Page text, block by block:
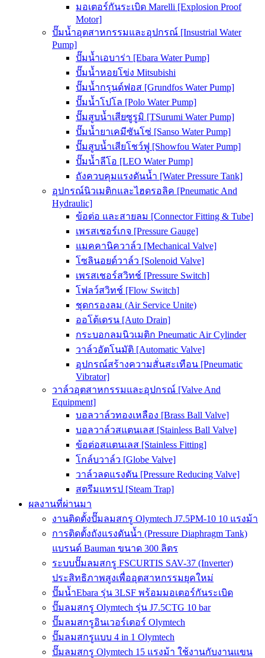
มอเตอร์กันระเบิด Marelli [Explosion Proof
Motor]
ปั๊มน้ำอุตสาหกรรมและอุปกรณ์ [Insustrial Water
Pump]
ปั๊มน้ำเอบาร่า [Ebara Water Pump]
ปั๊มน้ำหอยโข่ง Mitsubishi
ปั๊มน้ำกรุนด์ฟอส [Grundfos Water Pump]
ปั๊มน้ำโปโล [Polo Water Pump]
ปั๊มสูบน้ำเสียซูรูมิ [TSurumi Water Pump]
ปั๊มน้ำยาเคมีซันโซ่ [Sanso Water Pump]
ปั๊มสูบน้ำเสียโชว์ฟู [Showfou Water Pump]
ปั๊มน้ำลีโอ [LEO Water Pump]
ถังควบคุมแรงดันน้ำ [Water Pressure Tank]
อุปกรณ์นิวเมติกและไฮดรอลิค [Pneumatic And
Hydraulic]
ข้อต่อ และสายลม [Connector Fitting & Tube]
เพรสเชอร์เกจ [Pressure Gauge]
แมคคานิควาล์ว [Mechanical Valve]
โซลินอยด์วาล์ว [Solenoid Valve]
เพรสเชอร์สวิทช์ [Pressure Switch]
โฟลว์สวิทช์ [Flow Switch]
ชุดกรองลม (Air Service Unite)
ออโต้เดรน [Auto Drain]
กระบอกลมนิวเมติก Pneumatic Air Cylinder
วาล์วอัตโนมัติ [Automatic Valve]
อุปกรณ์สร้างความสั่นสะเทือน [Pneumatic
Vibrator]
วาล์วอุตสาหกรรมและอุปกรณ์ [Valve And
Equipment]
บอลวาล์วทองเหลือง [Brass Ball Valve]
บอลวาล์วสแตนเลส [Stainless Ball Valve]
ข้อต่อสแตนเลส [Stainless Fitting]
โกล์บวาล์ว [Globe Valve]
วาล์วลดแรงดัน [Pressure Reducing Valve]
สตรีมแทรป [Steam Trap]
ผลงานที่ผ่านมา
งานติดตั้งปั๊มลมสกรู Olymtech J7.5PM-10 10 แรงม้า
การติดตั้งถังแรงดันน้ำ (Pressure Diaphragm Tank)
แบรนด์ Bauman ขนาด 300 ลิตร
ระบบปั๊มลมสกรู FSCURTIS SAV-37 (Inverter)
ประสิทธิภาพสูงเพื่ออุตสาหกรรมยุคใหม่
ปั๊มน้ำEbara รุ่น 3LSF พร้อมมอเตอร์กันระเบิด
ปั๊มลมสกรู Olymtech รุ่น J7.5CTG 10 bar
ปั๊มลมสกรูอินเวอร์เตอร์ Olymtech
ปั๊มลมสกรูแบบ 4 in 1 Olymtech
ปั๊มลมสกรู Olymtech 15 แรงม้า ใช้งานกับงานแขน